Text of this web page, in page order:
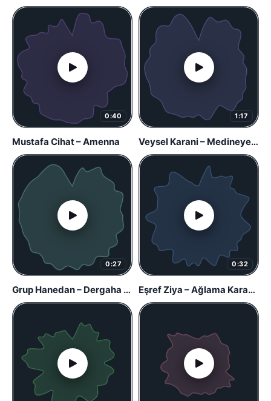
0:40
Mustafa Cihat – Amenna
1:17
Veysel Karani – Medineye Varamadım
0:27
Grup Hanedan – Dergaha Geldim
0:32
Eşref Ziya – Ağlama Karanfil